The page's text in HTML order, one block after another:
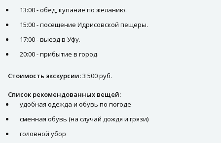
13:00 - обед, купание по желанию.
15:00 - посещение Идрисовской пещеры.
17:00 - выезд в Уфу.
20:00 - прибытие в город.
Стоимость экскурсии:3 500 руб.
Список рекомендованных вещей:
удобная одежда и обувь по погоде
сменная обувь (на случай дождя и грязи)
головной убор